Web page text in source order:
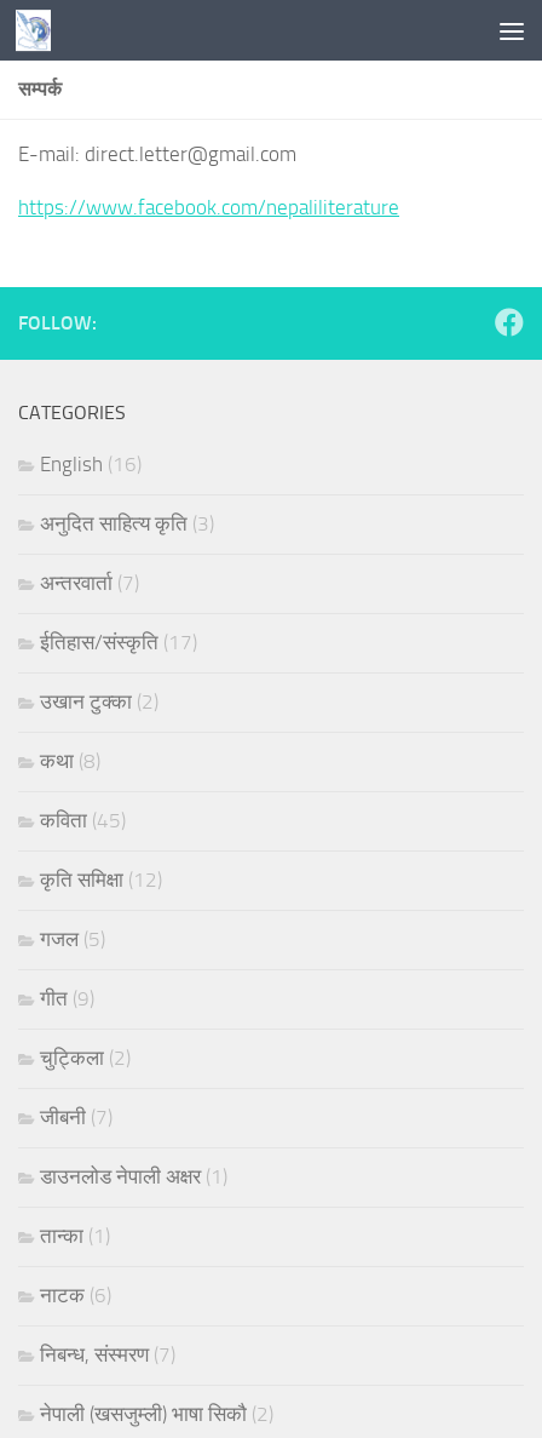
Skip to content
सम्पर्क
E-mail: direct.letter@gmail.com
https://www.facebook.com/nepaliliterature
FOLLOW:
CATEGORIES
English (16)
अनुदित साहित्य कृति (3)
अन्तरवार्ता (7)
ईतिहास/संस्कृति (17)
उखान टुक्का (2)
कथा (8)
कविता (45)
कृति समिक्षा (12)
गजल(5)
गीत (9)
चुट्किला (2)
जीबनी (7)
डाउनलोड नेपाली अक्षर(1)
तान्का (1)
नाटक (6)
निबन्ध, संस्मरण(7)
नेपाली (खसजुम्ली) भाषा सिकौ (2)